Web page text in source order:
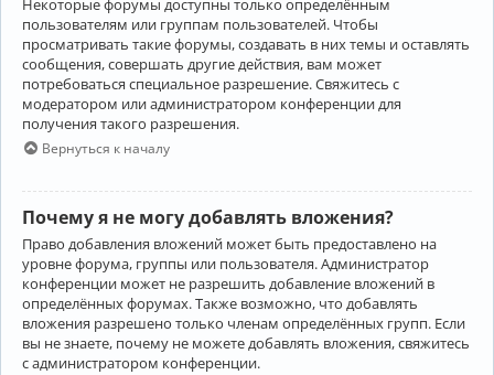
пользователям или группам пользователей. Чтобы
просматривать такие форумы, создавать в них темы и оставлять
сообщения, совершать другие действия, вам может
потребоваться специальное разрешение. Свяжитесь с
модератором или администратором конференции для
получения такого разрешения.
Вернуться к началу
Почему я не могу добавлять вложения?
Право добавления вложений может быть предоставлено на
уровне форума, группы или пользователя. Администратор
конференции может не разрешить добавление вложений в
определённых форумах. Также возможно, что добавлять
вложения разрешено только членам определённых групп. Если
вы не знаете, почему не можете добавлять вложения, свяжитесь
с администратором конференции.